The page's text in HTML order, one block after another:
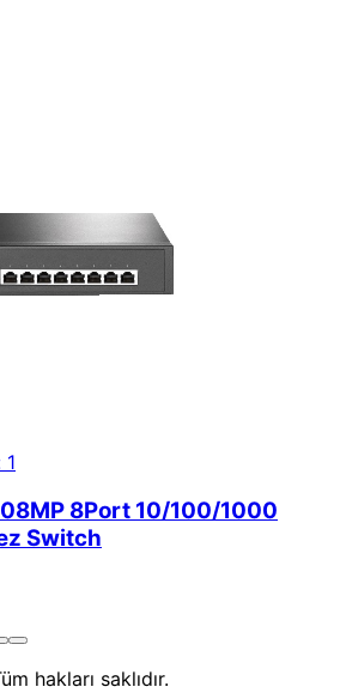
1
8Port 10/100/1000
Switch
hakları saklıdır.